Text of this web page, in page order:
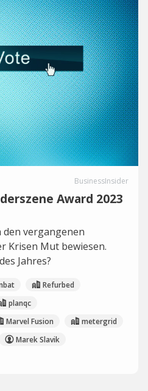
BusinessInsider
Award 2023
vergangenen
Krisen Mut bewiesen.
Jahres?
Refurbed
planqc
Marvel Fusion
metergrid
Marek Slavik